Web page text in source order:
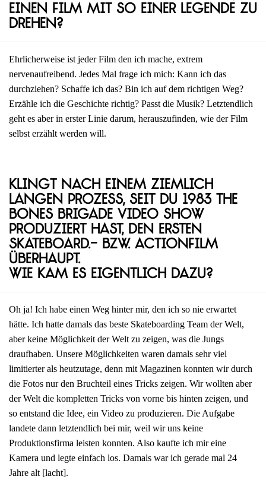
einen Film mit so einer Legende zu
drehen?
Ehrlicherweise ist jeder Film den ich mache, extrem
nervenaufreibend. Jedes Mal frage ich mich: Kann ich das
durchziehen? Schaffe ich das? Bin ich auf dem richtigen Weg?
Erzähle ich die Geschichte richtig? Passt die Musik? Letztendlich
geht es aber in erster Linie darum, herauszufinden, wie der Film
selbst erzählt werden will.
Klingt nach einem ziemlich
langen Prozess, seit du 1983 The
Bones Brigade Video Show
produziert hast, den ersten
Skateboard.- bzw. Actionfilm
überhaupt.
Wie kam es eigentlich dazu?
Oh ja! Ich habe einen Weg hinter mir, den ich so nie erwartet
hätte. Ich hatte damals das beste Skateboarding Team der Welt,
aber keine Möglichkeit der Welt zu zeigen, was die Jungs
draufhaben. Unsere Möglichkeiten waren damals sehr viel
limitierter als heutzutage, denn mit Magazinen konnten wir durch
die Fotos nur den Bruchteil eines Tricks zeigen. Wir wollten aber
der Welt die kompletten Tricks von vorne bis hinten zeigen, und
so entstand die Idee, ein Video zu produzieren. Die Aufgabe
landete dann letztendlich bei mir, weil wir uns keine
Produktionsfirma leisten konnten. Also kaufte ich mir eine
Kamera und legte einfach los. Damals war ich gerade mal 24
Jahre alt [lacht].